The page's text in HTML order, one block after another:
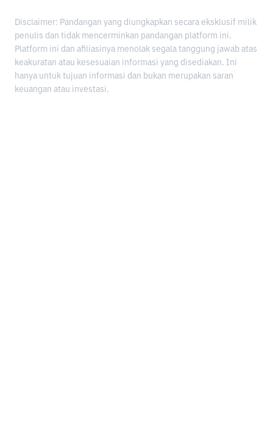
Disclaimer: Pandangan yang diungkapkan secara eksklusif milik
penulis dan tidak mencerminkan pandangan platform ini.
Platform ini dan afiliasinya menolak segala tanggung jawab atas
keakuratan atau kesesuaian informasi yang disediakan. Ini
hanya untuk tujuan informasi dan bukan merupakan saran
keuangan atau investasi.